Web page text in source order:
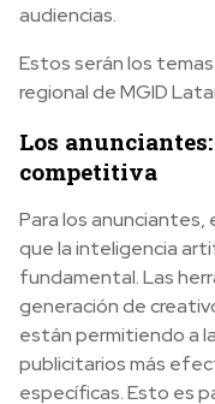
audiencias.
Estos serán los
regional de MGID
Los
competitiva
Para los anunciantes,
que la inteligencia
fundamental. Las
generación de
están permitiendo a
publicitarios más
específicas. Esto es